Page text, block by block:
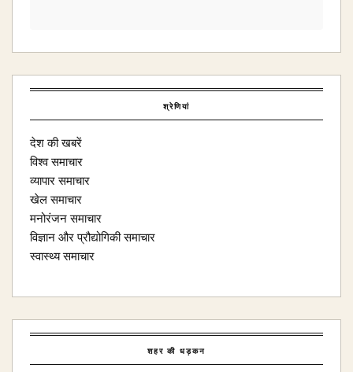
श्रेणियां
देश की खबरें
विश्व समाचार
व्यापार समाचार
खेल समाचार
मनोरंजन समाचार
विज्ञान और प्रौद्योगिकी समाचार
स्वास्थ्य समाचार
शहर की धड़कन